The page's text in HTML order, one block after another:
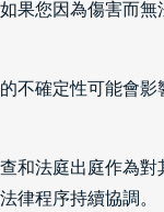
果您因為傷害而
不確定性可能會
和法庭出庭作為對
律程序持續協調。